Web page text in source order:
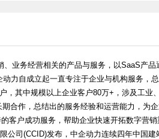
业务经营相关的产品与服务，以SaaS产品
力自成立起一直专注于企业与机构服务，
其中规模以上企业客户80万+，涉及工业、
合作，总结出的服务经验和运营能力，为
客户成功服务，帮助企业快速开拓数字营销
公司(CCID)发布，中企动力连续四年中国建